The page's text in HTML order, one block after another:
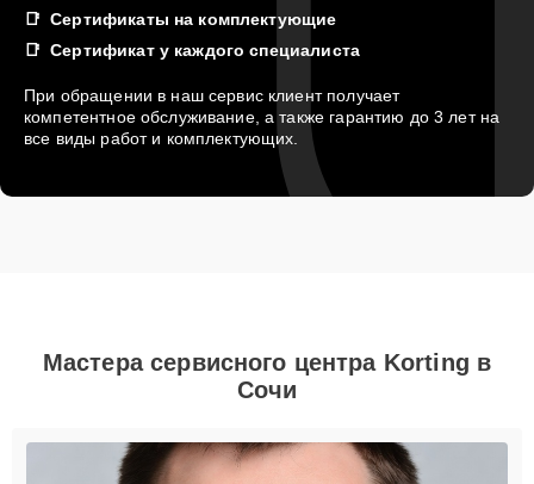
Сертификаты на комплектующие
Сертификат у каждого специалиста
При обращении в наш сервис клиент получает
компетентное обслуживание, а также гарантию до 3 лет на
все виды работ и комплектующих.
Мастера сервисного центра Korting в
Сочи